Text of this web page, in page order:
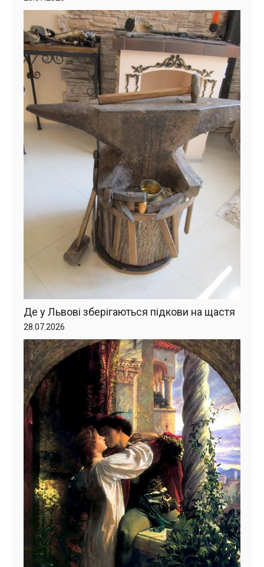
Де у Львові зберігаються підкови на щастя
28.07.2026